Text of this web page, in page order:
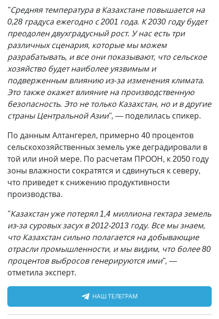
"Средняя температура в Казахстане повышается на
0,28 градуса ежегодно с 2001 года. К 2030 году будет
преодолен двухградусный рост. У нас есть три
различных сценария, которые мы можем
разрабатывать, и все они показывают, что сельское
хозяйство будет наиболее уязвимым и
подверженным влиянию из-за изменения климата.
Это также окажет влияние на производственную
безопасность. Это не только Казахстан, но и в другие
страны Центральной Азии", — поделилась спикер.
По данным Алтангерел, примерно 40 процентов
сельскохозяйственных земель уже деградировали в
той или иной мере. По расчетам ПРООН, к 2050 году
зоны влажности сократятся и сдвинуться к северу,
что приведет к снижению продуктивности
производства.
"Казахстан уже потерял 1,4 миллиона гектара земель
из-за суровых засух в 2012-2013 году. Все мы знаем,
что Казахстан сильно полагается на добывающие
отрасли промышленности, и мы видим, что более 80
процентов выбросов генерируются ими", —
отметила эксперт.
НАШ ТЕЛЕГРАМ